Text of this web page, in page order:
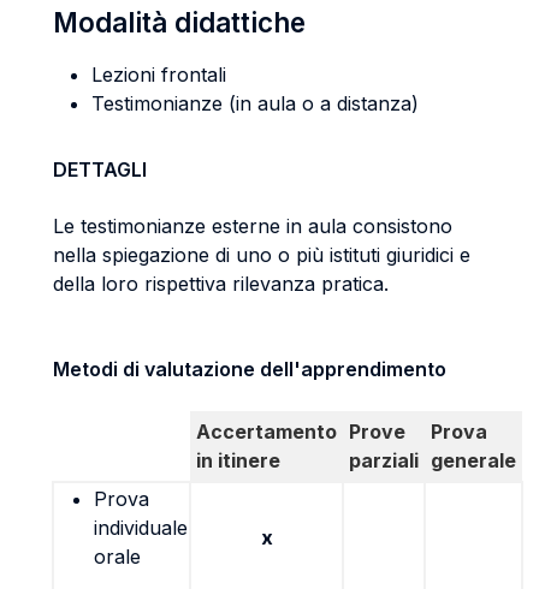
Modalità didattiche
Lezioni frontali
Testimonianze (in aula o a distanza)
DETTAGLI
Le testimonianze esterne in aula consistono
nella spiegazione di uno o più istituti giuridici e
della loro rispettiva rilevanza pratica.
Metodi di valutazione dell'apprendimento
Accertamento
in itinere
Prove
parziali
Prova
generale
Prova
individuale
orale
x